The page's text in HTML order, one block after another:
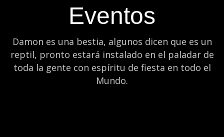
Eventos
Damon es una bestia, algunos dicen que es un
reptil, pronto estará instalado en el paladar de
toda la gente con espíritu de fiesta en todo el
Mundo.